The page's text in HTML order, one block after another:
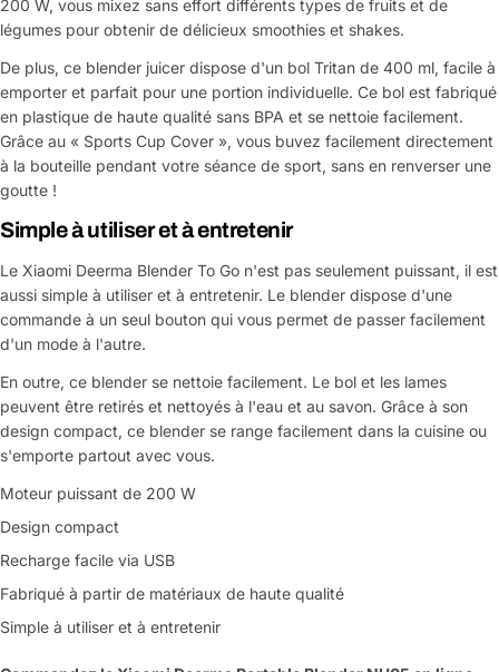
200 W, vous mixez sans effort différents types de fruits et de
légumes pour obtenir de délicieux smoothies et shakes.
De plus, ce blender juicer dispose d'un bol Tritan de 400 ml, facile à
emporter et parfait pour une portion individuelle. Ce bol est fabriqué
en plastique de haute qualité sans BPA et se nettoie facilement.
Grâce au « Sports Cup Cover », vous buvez facilement directement
à la bouteille pendant votre séance de sport, sans en renverser une
goutte !
Simple à utiliser et à entretenir
Le Xiaomi Deerma Blender To Go n'est pas seulement puissant, il est
aussi simple à utiliser et à entretenir. Le blender dispose d'une
commande à un seul bouton qui vous permet de passer facilement
d'un mode à l'autre.
En outre, ce blender se nettoie facilement. Le bol et les lames
peuvent être retirés et nettoyés à l'eau et au savon. Grâce à son
design compact, ce blender se range facilement dans la cuisine ou
s'emporte partout avec vous.
Moteur puissant de 200 W
Design compact
Recharge facile via USB
Fabriqué à partir de matériaux de haute qualité
Simple à utiliser et à entretenir